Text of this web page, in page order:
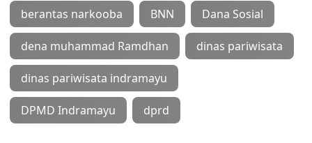
berantas narkooba BNN Dana Sosial
dena muhammad Ramdhan dinas pariwisata
dinas pariwisata indramayu
DPMD Indramayu dprd